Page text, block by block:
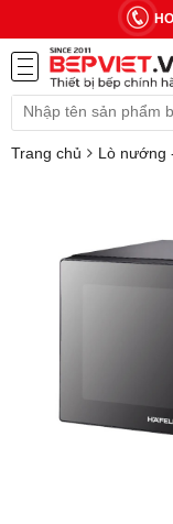
Trang chủ Lò nướng